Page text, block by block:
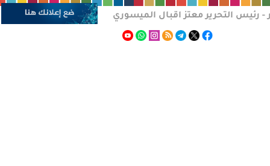
- رئيس التحرير معتز اقبال الميسوري